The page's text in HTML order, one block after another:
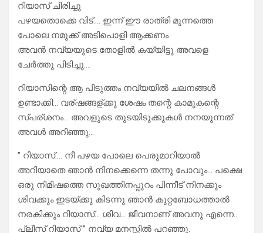
റിയാസ് ചിരിച്ചു
പഴയതൊക്കെ വിട്…. ഇന്ന് ഈ രാത്രി മുന്നത്തെ
പോലെ നമുക്ക് അടിപൊളി ആക്കണം
അവൻ നവ്യയുടെ തോളിൽ കയ്യിട്ടു അവളെ
ചേർത്തു പിടിച്ചു….
റിയാസിന്റെ ആ പിടുത്തം നവ്യയിൽ ചലനങ്ങൾ
ഉണ്ടാക്കി… വര്ഷങ്ങള്ക്കു ശേഷം തന്റെ കാമുകന്റെ
സ്പര്ശനം… അവളുടെ തുടയിടുക്കുകൾ നനയുന്നത്
അവൾ അറിഞ്ഞു…
” റിയാസ്…. നീ പഴയ പോലെ പെരുമാറിയാൽ
അറിയാതെ ഞാൻ നിനക്കെന്നെ തന്നു പോവും… പക്ഷെ
ഒരു നിമിഷത്തെ സുഖത്തിനപ്പുറം പിന്നീട് നിനക്കും
ശിവക്കും ഇടയ്ക്കു കിടന്നു ഞാൻ കുറ്റബോധത്താൽ
നരകിക്കും റിയാസ്… ശിവ… ജീവനാണ് അവനു എന്നെ..
പ്ലീസ് റിയാസ് ” നവ്യ മനസ്സിൽ പറഞ്ഞു.